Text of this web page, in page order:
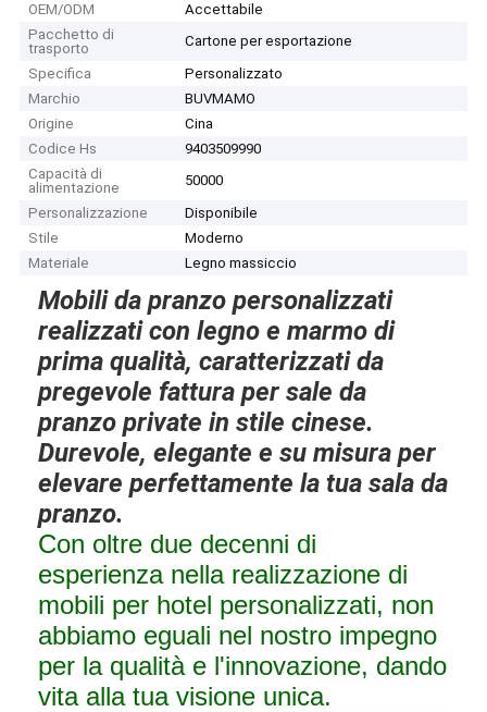
OEM/ODM
Accettabile
Pacchetto di
trasporto
Cartone per esportazione
Specifica
Personalizzato
Marchio
BUVMAMO
Origine
Cina
Codice Hs
9403509990
Capacità di
alimentazione
50000
Personalizzazione
Disponibile
Stile
Moderno
Materiale
Legno massiccio
Mobili da pranzo personalizzati
realizzati con legno e marmo di
prima qualità, caratterizzati da
pregevole fattura per sale da
pranzo private in stile cinese.
Durevole, elegante e su misura per
elevare perfettamente la tua sala da
pranzo.
Con oltre due decenni di
esperienza nella realizzazione di
mobili per hotel personalizzati, non
abbiamo eguali nel nostro impegno
per la qualità e l'innovazione, dando
vita alla tua visione unica.